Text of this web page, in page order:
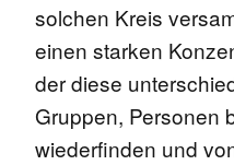
solchen Kreis
einen starken
der diese
Gruppen, Personen
wiederfinden und